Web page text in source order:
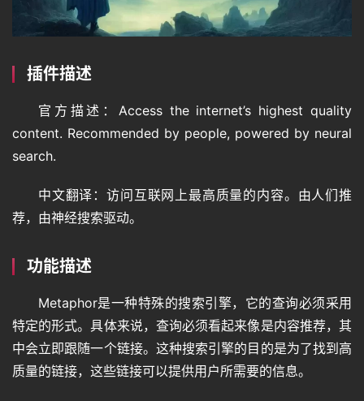
插件描述
官方描述：Access the internet’s highest quality
content. Recommended by people, powered by neural
search.
中文翻译：访问互联网上最高质量的内容。由人们推
荐，由神经搜索驱动。
功能描述
Metaphor是一种特殊的搜索引擎，它的查询必须采用
特定的形式。具体来说，查询必须看起来像是内容推荐，其
中会立即跟随一个链接。这种搜索引擎的目的是为了找到高
质量的链接，这些链接可以提供用户所需要的信息。